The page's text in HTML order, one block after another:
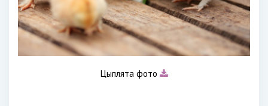
Цыплята фото